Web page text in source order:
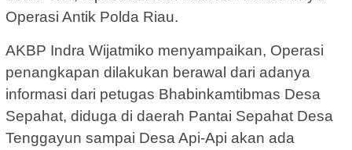
Operasi Antik Polda Riau.
AKBP Indra Wijatmiko menyampaikan, Operasi
penangkapan dilakukan berawal dari adanya
informasi dari petugas Bhabinkamtibmas Desa
Sepahat, diduga di daerah Pantai Sepahat Desa
Tenggayun sampai Desa Api-Api akan ada